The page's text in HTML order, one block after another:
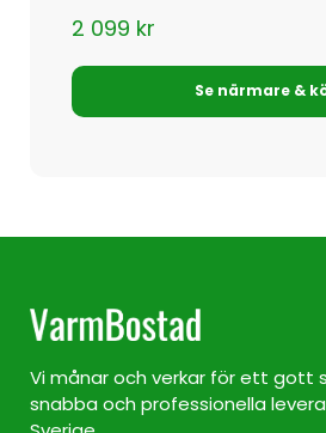
2 099 kr
Se närmare &
Vi månar och verkar för ett gott
snabba och professionella